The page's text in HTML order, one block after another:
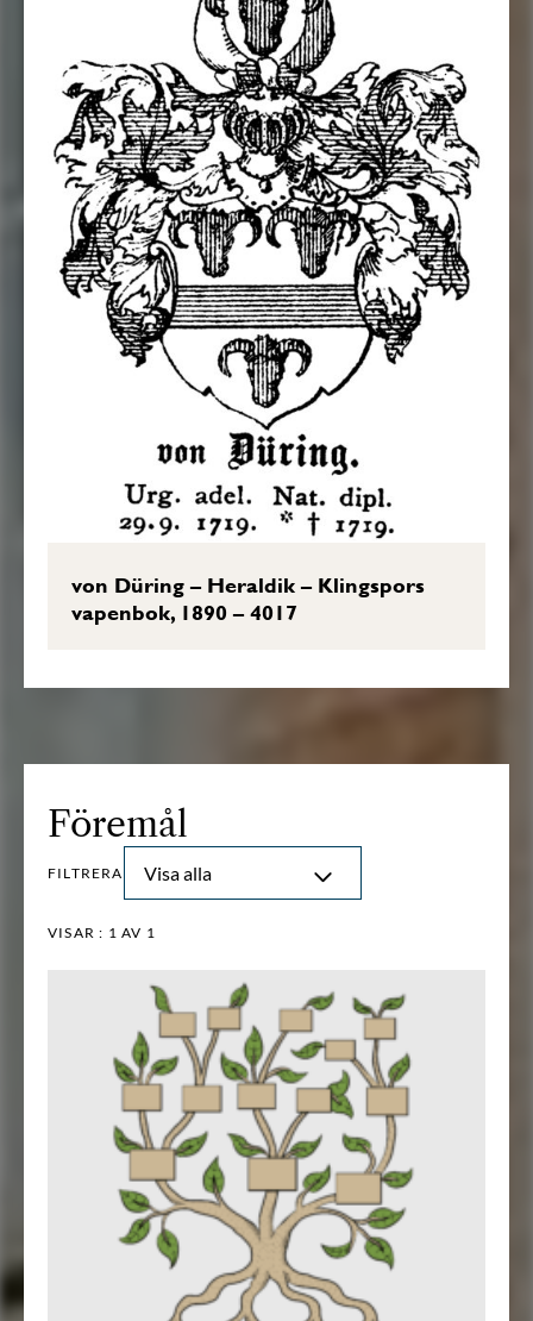
von Düring – Heraldik – Klingspors
vapenbok, 1890 – 4017
Föremål
FILTRERA Visa alla
VISAR : 1 AV 1